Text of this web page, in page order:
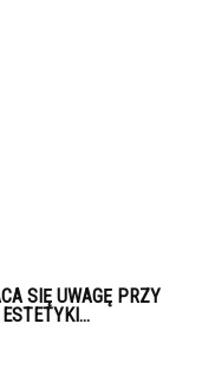
SIĘ UWAGĘ PRZY